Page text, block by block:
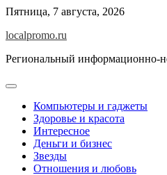
Перейти
содержимому
Пятница, 7 августа, 2026
localpromo.ru
Региональный информационно-
Компьютеры и гаджеты
Здоровье и красота
Интересное
Деньги и бизнес
Звезды
Отношения и любовь